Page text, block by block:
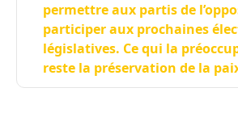
permettre aux partis de
participer aux prochaines
législatives. Ce qui la
reste la préservation de la